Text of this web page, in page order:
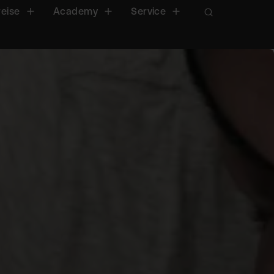
Academy Service